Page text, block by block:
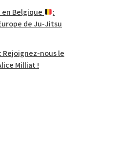
Belgique
:
de Ju-Jitsu
Rejoignez-nous le
Milliat !